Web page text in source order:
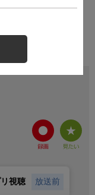
視聴 放送前